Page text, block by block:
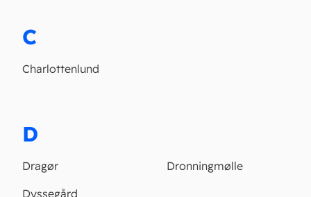
C
Charlottenlund
D
Dragør
Dronningmølle
Dyssegård